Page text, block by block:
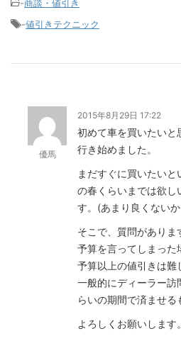
-商談・値引き
-値引きテクニック
優馬
2015年8月29日 17:22
初めて車を買いたいと
行き始めました。
まだすぐに買いたい
の春くらいまでは欲し
す。(あまり良くない
そこで、質問がありま
予算を言ってしまった
予算以上の値引きは難
一般的にディーラー訪
らいの期間で済ませる
よろしくお願いします。